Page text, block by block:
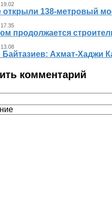
открыли 138-метровый
продолжается
Ахмат-Хаджи
комментарий